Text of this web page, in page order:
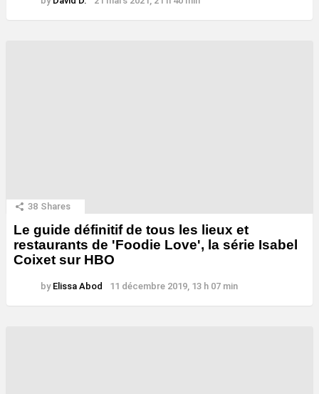
38 Shares
Le guide définitif de tous les lieux et
restaurants de 'Foodie Love', la série Isabel
Coixet sur HBO
by Elissa Abod 11 décembre 2019, 13 h 07 min